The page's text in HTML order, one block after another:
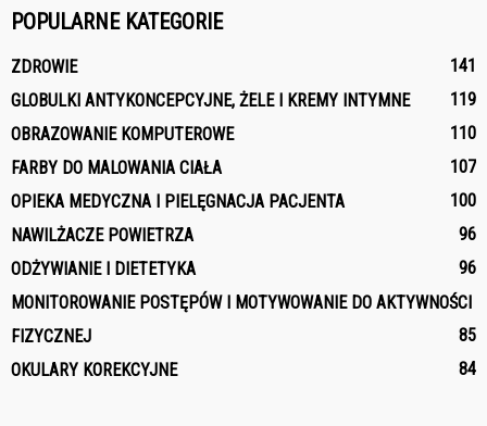
POPULARNE KATEGORIE
ZDROWIE
141
GLOBULKI ANTYKONCEPCYJNE, ŻELE I KREMY INTYMNE
119
OBRAZOWANIE KOMPUTEROWE
110
FARBY DO MALOWANIA CIAŁA
107
OPIEKA MEDYCZNA I PIELĘGNACJA PACJENTA
100
NAWILŻACZE POWIETRZA
96
ODŻYWIANIE I DIETETYKA
96
MONITOROWANIE POSTĘPÓW I MOTYWOWANIE DO AKTYWNOŚCI
FIZYCZNEJ
85
OKULARY KOREKCYJNE
84